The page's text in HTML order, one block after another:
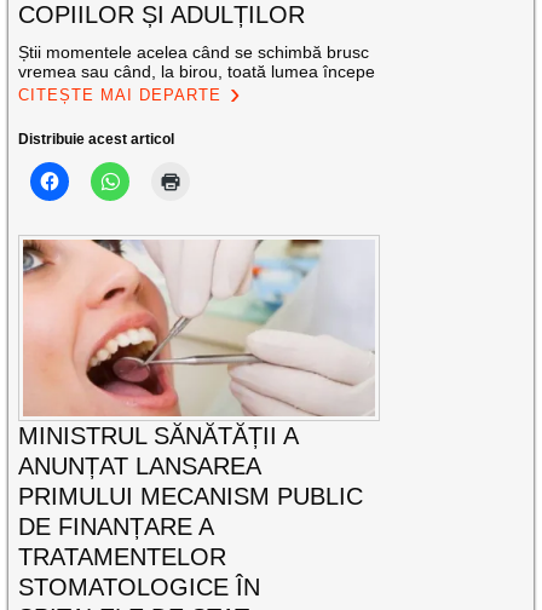
COPIILOR ȘI ADULȚILOR
Știi momentele acelea când se schimbă brusc
vremea sau când, la birou, toată lumea începe
CITEȘTE MAI DEPARTE
Distribuie acest articol
MINISTRUL SĂNĂTĂȚII A
ANUNȚAT LANSAREA
PRIMULUI MECANISM PUBLIC
DE FINANȚARE A
TRATAMENTELOR
STOMATOLOGICE ÎN